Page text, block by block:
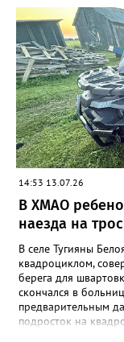
шва металлической
Сварщик получил
скончался на
отделом СК
следственные
14:53 13.07.26
В ХМАО
наезда на трос
В селе Тугияны
квадроциклом,
берега для
скончался в
предварительным
подросток на